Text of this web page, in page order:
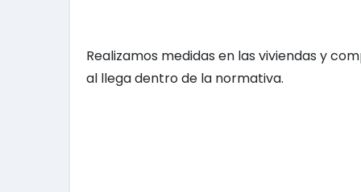
Realizamos medidas en las viviendas y
al llega dentro de la normativa.